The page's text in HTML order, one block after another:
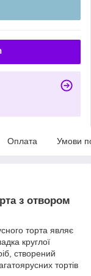
Оплата Умови
з отвором
торта являє
круглої
створений
тортів